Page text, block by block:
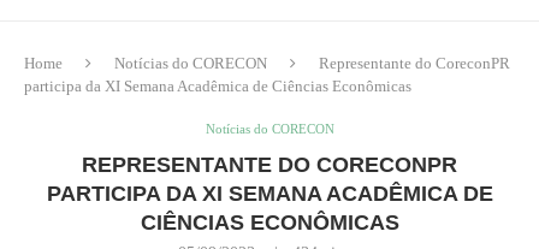
Home Notícias do CORECON
Representante do CoreconPR
participa da XI Semana Acadêmica de Ciências Econômicas
Notícias do CORECON
REPRESENTANTE DO CORECONPR
PARTICIPA DA XI SEMANA ACADÊMICA DE
CIÊNCIAS ECONÔMICAS